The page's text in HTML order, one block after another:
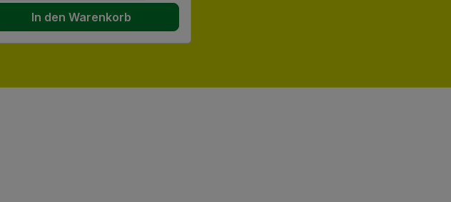
In den Warenkorb